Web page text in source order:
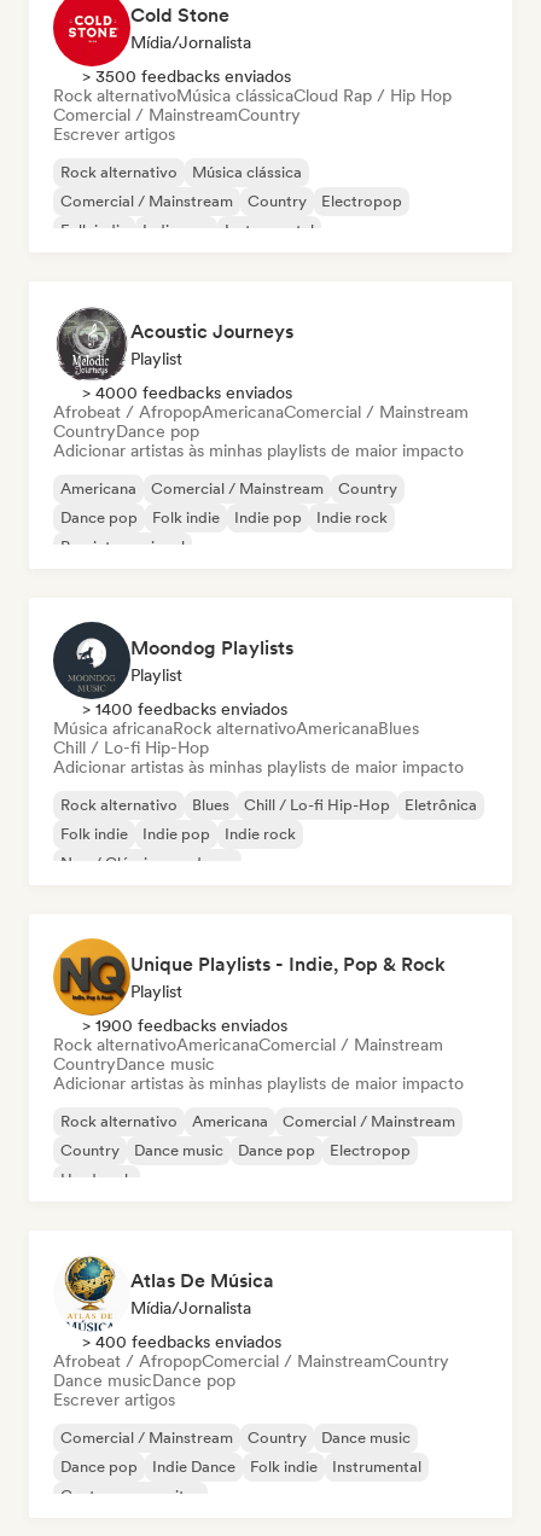
Cold Stone
Mídia/Jornalista
> 3500 feedbacks enviados
Rock alternativoMúsica clássicaCloud Rap / Hip Hop
Comercial / MainstreamCountry
Escrever artigos
Rock alternativo
Música clássica
Comercial / Mainstream
Country
Electropop
Folk indie
Indie pop Instrumental
Acoustic Journeys
Playlist
> 4000 feedbacks enviados
Afrobeat / AfropopAmericanaComercial / Mainstream
CountryDance pop
Adicionar artistas às minhas playlists de maior impacto
Americana Comercial / Mainstream
Country
Dance pop
Folk indie Indie pop
Indie rock
Pop internacional
Moondog Playlists
Playlist
> 1400 feedbacks enviados
Música africanaRock alternativoAmericanaBlues
Chill / Lo-fi Hip-Hop
Adicionar artistas às minhas playlists de maior impacto
Rock alternativo Blues Chill / Lo-fi Hip-Hop
Eletrônica
Folk indie
Indie pop
Indie rock
Neo / Clássico moderno
Unique Playlists - Indie, Pop & Rock
Playlist
> 1900 feedbacks enviados
Rock alternativoAmericanaComercial / Mainstream
CountryDance music
Adicionar artistas às minhas playlists de maior impacto
Rock alternativo Americana
Comercial / Mainstream
Country
Dance music Dance pop
Electropop
Hard rock
Atlas De Música
Mídia/Jornalista
> 400 feedbacks enviados
Afrobeat / AfropopComercial / MainstreamCountry
Dance musicDance pop
Escrever artigos
Comercial / Mainstream Country
Dance music
Dance pop
Indie Dance Folk indie
Instrumental
Cantor-compositor